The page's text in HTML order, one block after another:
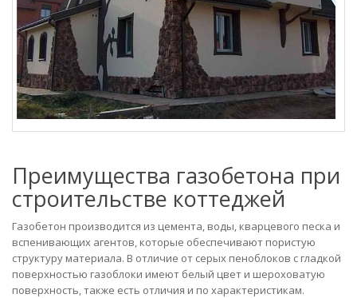
Преимущества газобетона при
строительстве коттеджей
Газобетон производится из цемента, воды, кварцевого песка и
вспенивающих агентов, которые обеспечивают пористую
структуру материала. В отличие от серых пеноблоков с гладкой
поверхностью газоблоки имеют белый цвет и шероховатую
поверхность, также есть отличия и по характеристикам.